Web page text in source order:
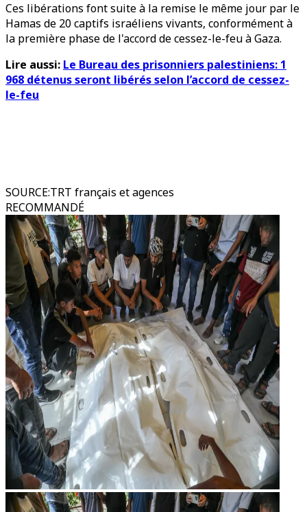
Ces libérations font suite à la remise le même jour par le
Hamas de 20 captifs israéliens vivants, conformément à
la première phase de l'accord de cessez-le-feu à Gaza.
Lire aussi: Le Bureau des prisonniers palestiniens: 1
968 détenus seront libérés selon l’accord de cessez-
le-feu
SOURCE:TRT français et agences
RECOMMANDÉ